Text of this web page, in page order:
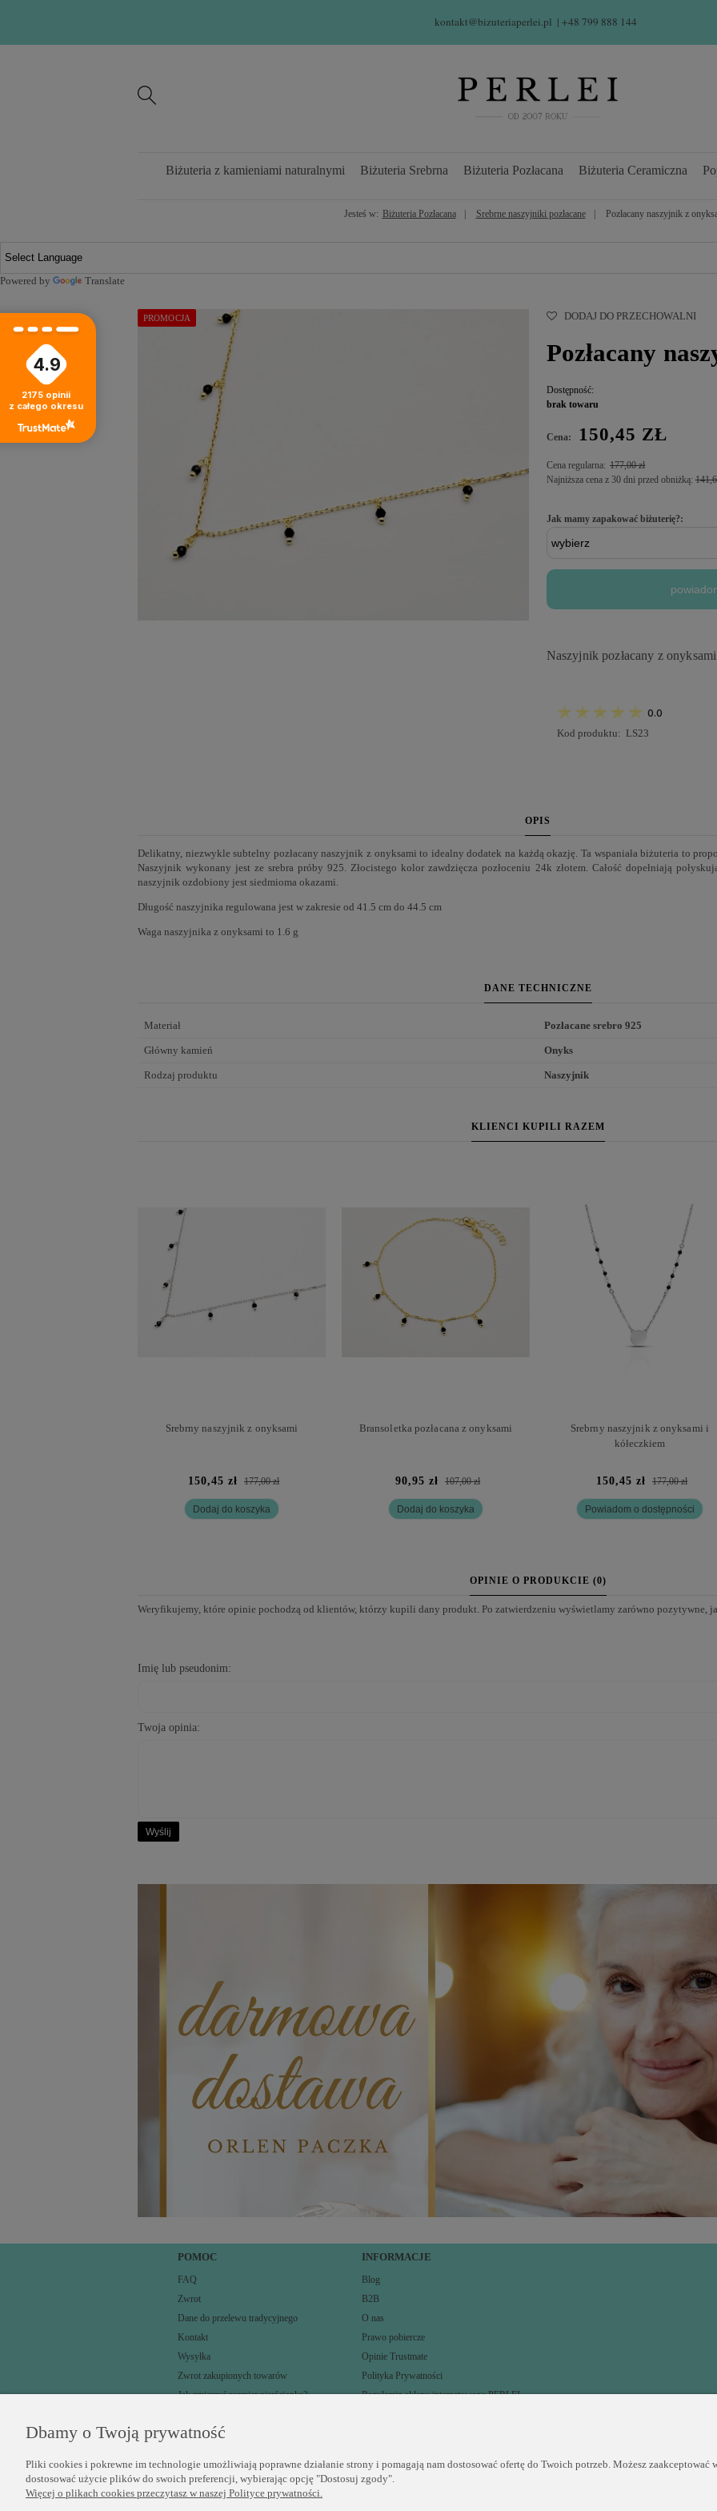
kontakt@bizuteriaperlei.pl | +48 799 888 144
Biżuteria z kamieniami naturalnymi Biżuteria Srebrna Biżuteria Pozłacana Biżuteria Ceramiczna
Jesteś w: Biżuteria Pozłacana Srebrne naszyjniki pozłacane Pozłacany naszyjnik z
Powered by Translate
PROMOCJA DODAJ DO PRZECHOWALNI
Pozłacany
Dostępność:
brak towaru
Cena: 150,45 ZŁ
Cena regularna: 177,00 zł
Najniższa cena z 30 dni przed obniżką:
Jak mamy zapakować biżuterię?:
Naszyjnik pozłacany z onyksami
0.0
Kod produktu: LS23
OPIS
Delikatny, niezwykle subtelny pozłacany naszyjnik z onyksami to idealny dodatek na każdą okazję. Ta wspaniała biżuteria to
Naszyjnik wykonany jest ze srebra próby 925. Złocistego kolor zawdzięcza pozłoceniu 24k złotem. Całość dopełniają
naszyjnik ozdobiony jest siedmioma okazami.
Długość naszyjnika regulowana jest w zakresie od 41.5 cm do 44.5 cm
Waga naszyjnika z onyksami to 1.6 g
DANE TECHNICZNE
Materiał Pozłacane srebro 925
Główny kamień Onyks
Rodzaj produktu Naszyjnik
KLIENCI KUPILI RAZEM
Srebrny naszyjnik z onyksami
150,45 zł 177,00 zł
Dodaj do koszyka
Bransoletka pozłacana z onyksami
90,95 zł 107,00 zł
Dodaj do koszyka
Srebrny naszyjnik z onyksami i
kółeczkiem
150,45 zł 177,00 zł
Powiadom o dostępności
OPINIE O PRODUKCIE (0)
Weryfikujemy, które opinie pochodzą od klientów, którzy kupili dany produkt. Po zatwierdzeniu wyświetlamy zarówno pozytywne,
Imię lub pseudonim:
Twoja opinia:
Wyślij
POMOC
FAQ
Zwrot
Dane do przelewu tradycyjnego
Kontakt
Wysyłka
Zwrot zakupionych towarów
Jak zmierzyć rozmiar pierścionka?
INFORMACJE
Blog
B2B
O nas
Prawo pobiercze
Opinie Trustmate
Polityka Prywatności
Regulamin sklepu internetowego PERLEI
4.9
2175 opinii
z całego okresu
Dbamy o Twoją prywatność
Pliki cookies i pokrewne im technologie umożliwiają poprawne działanie strony i pomagają nam dostosować ofertę do Twoich potrzeb. Możesz
dostosować użycie plików do swoich preferencji, wybierając opcję "Dostosuj zgody".
Więcej o plikach cookies przeczytasz w naszej Polityce prywatności.